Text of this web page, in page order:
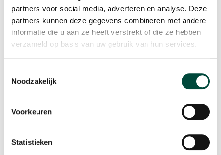
partners voor social media, adverteren en analyse. Deze
partners kunnen deze gegevens combineren met andere
informatie die u aan ze heeft verstrekt of die ze hebben
verzameld op basis van uw gebruik van hun services.
Noodzakelijk
Voorkeuren
Statistieken
Vitaliteit als resultaat
Contact